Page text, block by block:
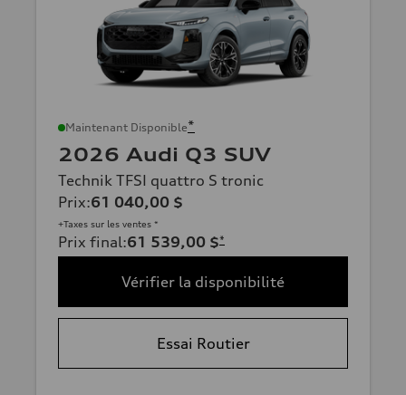
Maintenant Disponible*
2026 Audi Q3 SUV
Technik TFSI quattro S tronic
Prix:61 040,00 $
+Taxes sur les ventes *
Prix final:61 539,00 $*
Vérifier la disponibilité
Essai Routier